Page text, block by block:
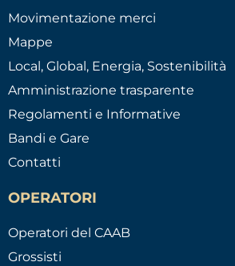
Movimentazione merci
Mappe
Local, Global, Energia, Sostenibilità
Amministrazione trasparente
Regolamenti e Informative
Bandi e Gare
Contatti
OPERATORI
Operatori del CAAB
Grossisti